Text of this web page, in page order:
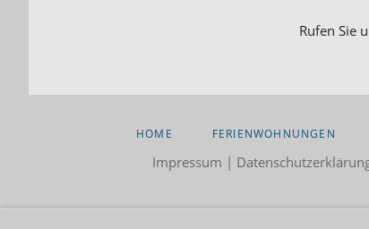
Rufen Sie
ÜBERSPRINGEN
HOME FERIENWOHNUNGEN
Impressum |